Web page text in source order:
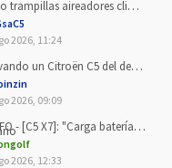
trampillas aireadores climatizador
2026, 11:24
un Citroën C5 del desguace: Presentación y seguimiento
2026, 09:09
[C5 X7]: "Carga batería o alimentación eléctri...
2026, 12:33